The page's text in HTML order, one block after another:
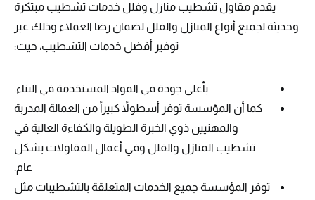
يقدم مقاول تشطيب منازل وفلل خدمات تشطيب مبتكرة
وحديثة لجميع أنواع المنازل والفلل لضمان رضا العملاء وذلك عبر
توفير أفضل خدمات التشطيب، حيث:
بأعلى جودة في المواد المستخدمة في البناء.
كما أن المؤسسة توفر أسطولاً كبيراً من العمالة المدربة
والمهنيين ذوي الخبرة الطويلة والكفاءة العالية في
تشطيب المنازل والفلل وفي أعمال المقاولات بشكل
عام.
توفر المؤسسة جميع الخدمات المتعلقة بالتشطيبات مثل